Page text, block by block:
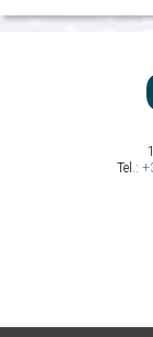
Tel.: